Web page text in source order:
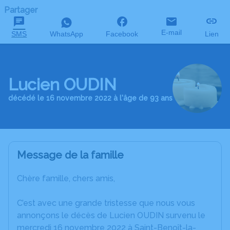
Partager
SMS WhatsApp Facebook E-mail Lien
Lucien OUDIN
décédé le 16 novembre 2022 à l'âge de 93 ans
Message de la famille
Chère famille, chers amis,
C’est avec une grande tristesse que nous vous
annonçons le décès de Lucien OUDIN survenu le
mercredi 16 novembre 2022 à Saint-Benoît-la-